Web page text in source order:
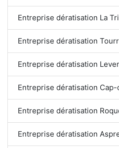
Entreprise dératisation La
Entreprise dératisation
Entreprise dératisation
Entreprise dératisation Cap-
Entreprise dératisation
Entreprise dératisation